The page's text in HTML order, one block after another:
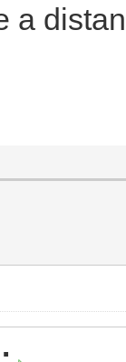
a